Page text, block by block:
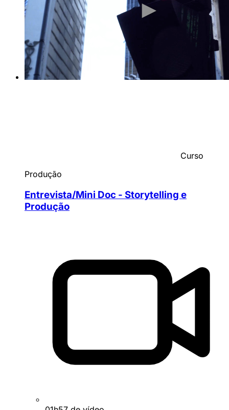
Curso
Produção
Entrevista/Mini Doc - Storytelling e
Produção